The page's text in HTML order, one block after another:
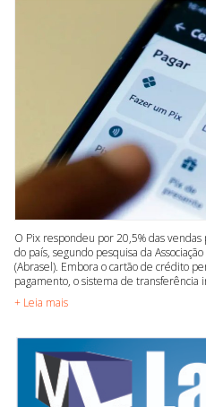
O Pix respondeu por 20,5% das
do país, segundo pesquisa da
(Abrasel). Embora o cartão de crédito
pagamento, o sistema de transferência
+ Leia mais